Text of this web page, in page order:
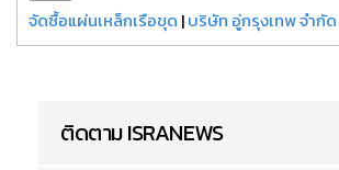
จัดซื้อแผ่นเหล็กเรือขุด |บริษัท อู่กรุงเทพ จำกัด
ติดตาม ISRANEWS